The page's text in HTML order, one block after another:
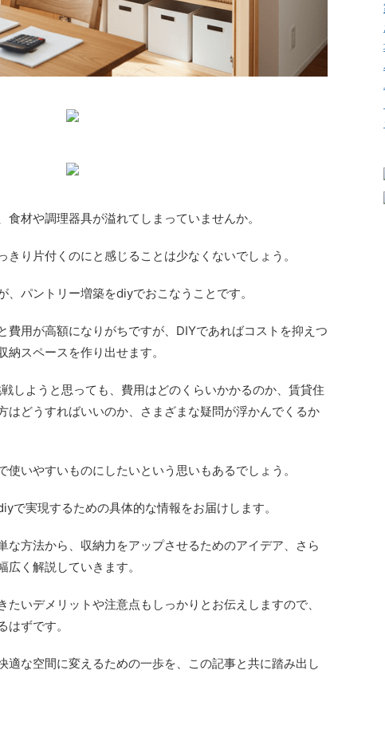
材や調理器具が溢れてしまっていませんか。
きり片付くのにと感じることは少なくないでしょう。
パントリー増築をdiyでおこなうことです。
費用が高額になりがちですが、DIYであればコストを抑えつ
スペースを作り出せます。
しようと思っても、費用はどのくらいかかるのか、賃貸住
はどうすればいいのか、さまざまな疑問が浮かんでくるか
使いやすいものにしたいという思いもあるでしょう。
で実現するための具体的な情報をお届けします。
な方法から、収納力をアップさせるためのアイデア、さら
く解説していきます。
たいデメリットや注意点もしっかりとお伝えしますので、
ずです。
適な空間に変えるための一歩を、この記事と共に踏み出し